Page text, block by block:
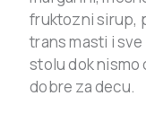
fruktozni sirup,
trans masti i
stolu dok nismo
dobre za decu.